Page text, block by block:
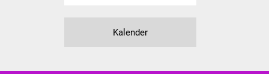
Bürgerhaus
Kalender